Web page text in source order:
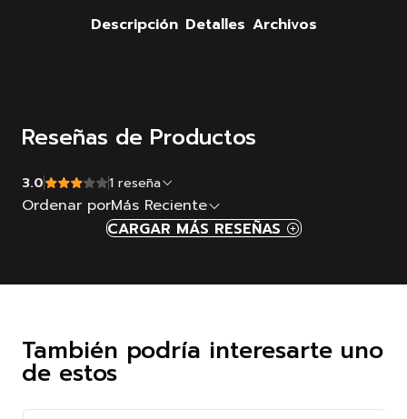
Descripción Detalles Archivos
Reseñas de Productos
3.0 1 reseña
Ordenar porMás Reciente
CARGAR MÁS RESEÑAS
También podría interesarte uno
de estos